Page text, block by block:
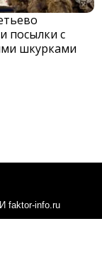
посылки с
шкурками
faktor-info.ru